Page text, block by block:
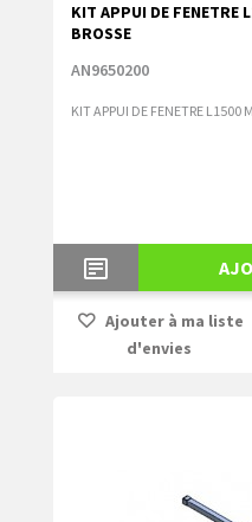
KIT APPUI DE FENETRE
BROSSE
AN9650200
KIT APPUI DE FENETRE L1500
Ajouter à ma liste
d'envies